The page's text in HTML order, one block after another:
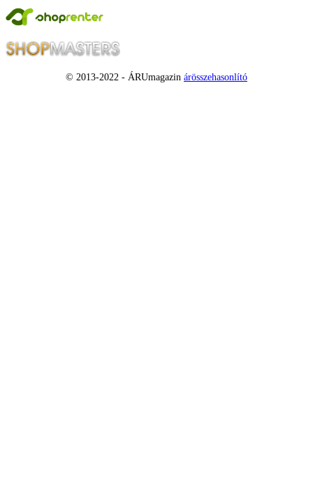
© 2013-2022 - ÁRUmagazin árösszehasonlító